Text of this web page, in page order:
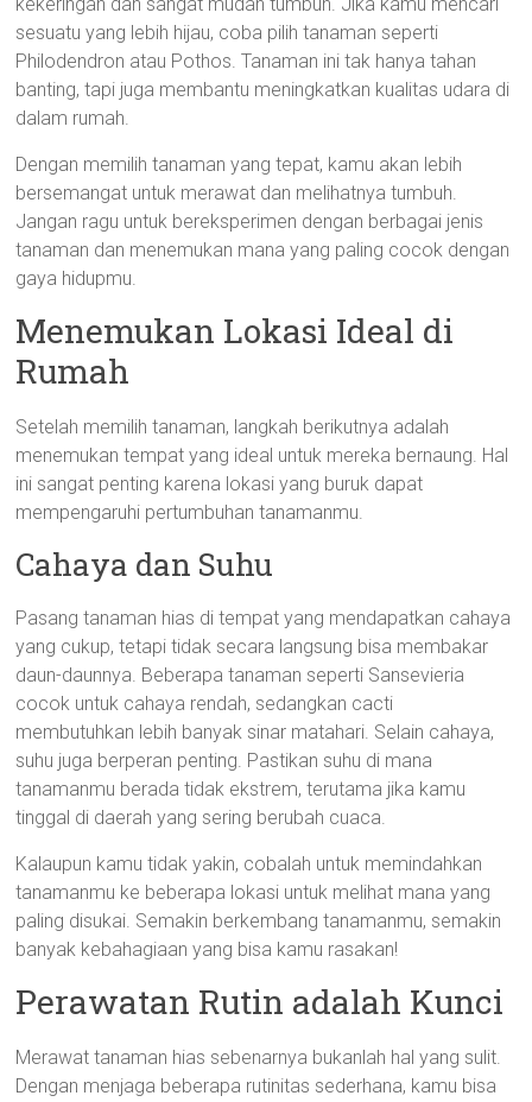
sesuatu yang lebih hijau, coba pilih tanaman seperti
Philodendron atau Pothos. Tanaman ini tak hanya tahan
banting, tapi juga membantu meningkatkan kualitas udara di
dalam rumah.
Dengan memilih tanaman yang tepat, kamu akan lebih
bersemangat untuk merawat dan melihatnya tumbuh.
Jangan ragu untuk bereksperimen dengan berbagai jenis
tanaman dan menemukan mana yang paling cocok dengan
gaya hidupmu.
Menemukan Lokasi Ideal di
Rumah
Setelah memilih tanaman, langkah berikutnya adalah
menemukan tempat yang ideal untuk mereka bernaung. Hal
ini sangat penting karena lokasi yang buruk dapat
mempengaruhi pertumbuhan tanamanmu.
Cahaya dan Suhu
Pasang tanaman hias di tempat yang mendapatkan cahaya
yang cukup, tetapi tidak secara langsung bisa membakar
daun-daunnya. Beberapa tanaman seperti Sansevieria
cocok untuk cahaya rendah, sedangkan cacti
membutuhkan lebih banyak sinar matahari. Selain cahaya,
suhu juga berperan penting. Pastikan suhu di mana
tanamanmu berada tidak ekstrem, terutama jika kamu
tinggal di daerah yang sering berubah cuaca.
Kalaupun kamu tidak yakin, cobalah untuk memindahkan
tanamanmu ke beberapa lokasi untuk melihat mana yang
paling disukai. Semakin berkembang tanamanmu, semakin
banyak kebahagiaan yang bisa kamu rasakan!
Perawatan Rutin adalah Kunci
Merawat tanaman hias sebenarnya bukanlah hal yang sulit.
Dengan menjaga beberapa rutinitas sederhana, kamu bisa